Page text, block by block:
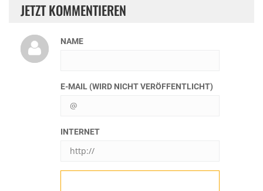
JETZT KOMMENTIEREN
NAME
E-MAIL (WIRD NICHT VERÖFFENTLICHT)
INTERNET